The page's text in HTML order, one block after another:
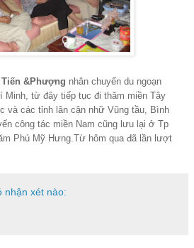
Tiến &Phượng nhân chuyến du ngoạn
Minh, từ đây tiếp tục đi thăm miền Tây
và các tỉnh lân cận nhữ Vũng tầu, Bình
công tác miền Nam cũng lưu lại ở Tp
Phú Mỹ Hưng.Từ hôm qua đã lần lượt
nhận xét nào: